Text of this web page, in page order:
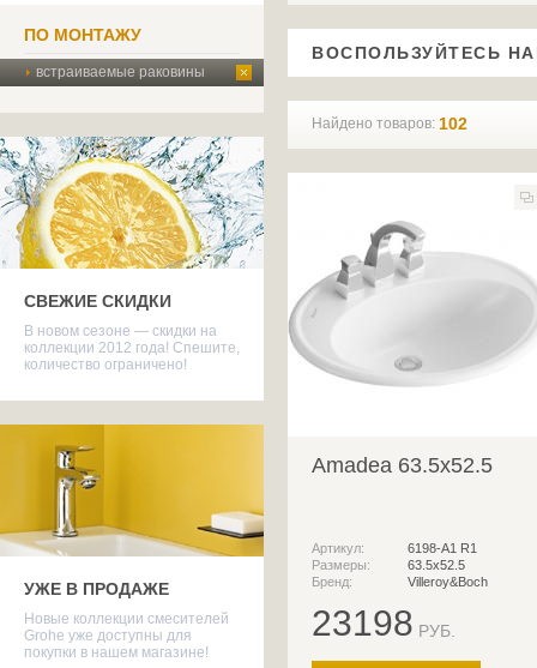
ПО МОНТАЖУ
встраиваемые раковины
СВЕЖИЕ СКИДКИ
В новом сезоне — скидки на
коллекции 2012 года! Спешите,
количество ограничено!
УЖЕ В ПРОДАЖЕ
Новые коллекции смесителей
Grohe уже доступны для
покупки в нашем магазине!
ВОСПОЛЬЗУЙТЕСЬ
Найдено товаров: 102
Amadea 63.5x52.5
Артикул:
6198-A1 R1
Размеры:
63.5x52.5
Бренд:
Villeroy&Boch
23198 РУБ.